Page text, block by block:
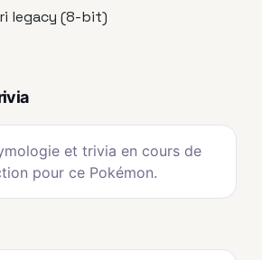
legacy (8-bit)
et trivia en cours de
pour ce Pokémon.